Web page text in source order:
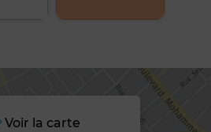
Voir la carte